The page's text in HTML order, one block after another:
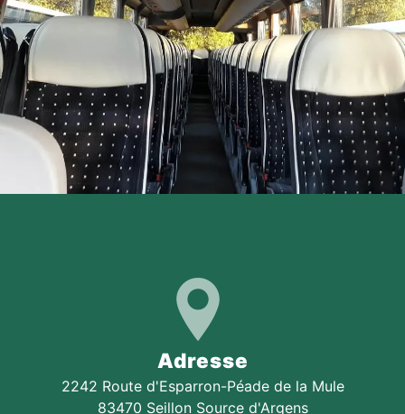
Adresse
2242 Route d'Esparron-Péade de la Mule
83470 Seillon Source d'Argens